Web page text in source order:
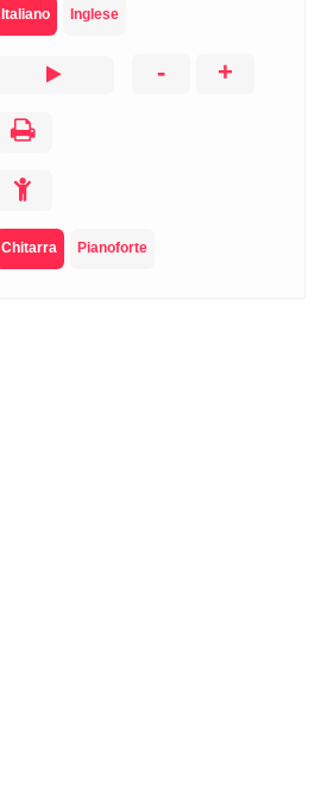
Italiano Inglese
- +
Chitarra Pianoforte